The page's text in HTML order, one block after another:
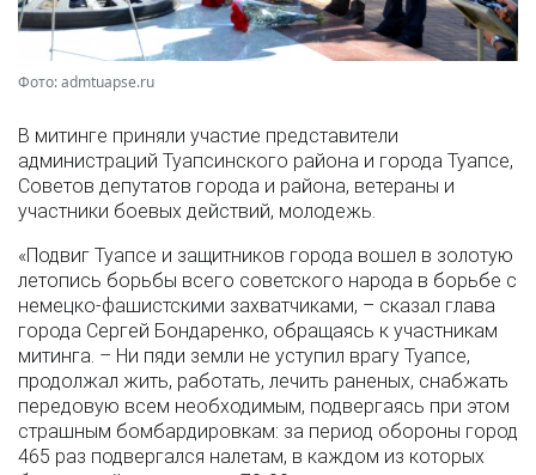
Фото: admtuapse.ru
В митинге приняли участие представители
администраций Туапсинского района и города Туапсе,
Советов депутатов города и района, ветераны и
участники боевых действий, молодежь.
«Подвиг Туапсе и защитников города вошел в золотую
летопись борьбы всего советского народа в борьбе с
немецко-фашистскими захватчиками, – сказал глава
города Сергей Бондаренко, обращаясь к участникам
митинга. – Ни пяди земли не уступил врагу Туапсе,
продолжал жить, работать, лечить раненых, снабжать
передовую всем необходимым, подвергаясь при этом
страшным бомбардировкам: за период обороны город
465 раз подвергался налетам, в каждом из которых